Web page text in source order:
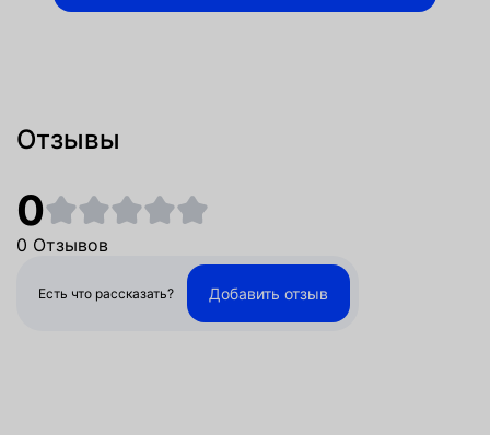
Отзывы
0
0 Отзывов
Есть что рассказать? Добавить отзыв